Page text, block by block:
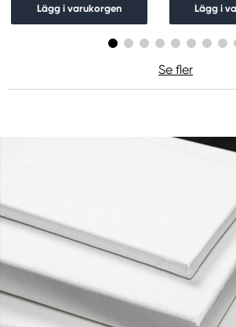
Lägg i varukorgen Lägg i
Se fler